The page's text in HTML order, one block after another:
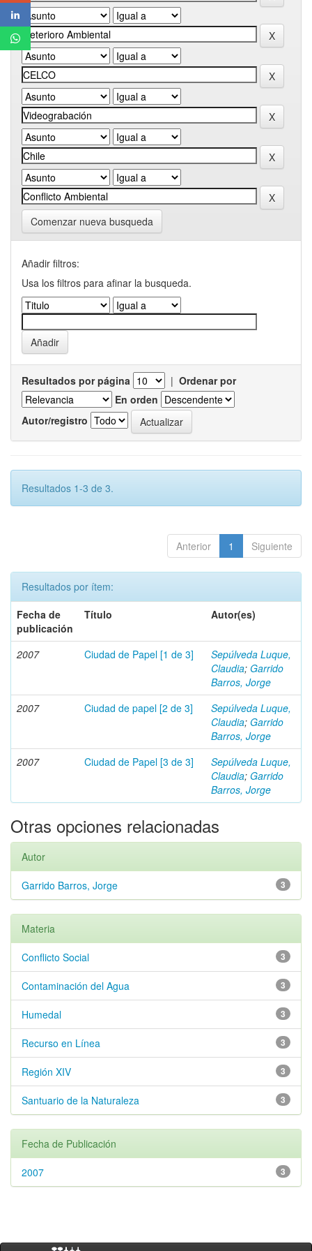
Comenzar nueva busqueda
Añadir filtros:
Usa los filtros para afinar la busqueda.
Resultados por página | Ordenar por
En orden
Autor/registro
Resultados 1-3 de 3.
Anterior 1 Siguiente
Resultados por ítem:
Fecha de
publicación
Título Autor(es)
2007 Ciudad de Papel [1 de 3]
Sepúlveda Luque,
Claudia; Garrido
Barros, Jorge
2007
Ciudad de papel [2 de 3]
Sepúlveda Luque,
Claudia; Garrido
Barros, Jorge
2007
Ciudad de Papel [3 de 3]
Sepúlveda Luque,
Claudia; Garrido
Barros, Jorge
Otras opciones relacionadas
Autor
3
Garrido Barros, Jorge
Materia
3
Conflicto Social
3
Contaminación del Agua
3
Humedal
3
Recurso en Línea
3
Región XIV
3
Santuario de la Naturaleza
Fecha de Publicación
3
2007